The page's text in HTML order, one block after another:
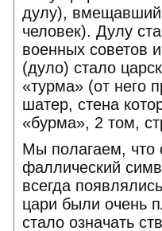
дулу), вмещавший
человек). Дулу
военных советов
(дуло) стало
«турма» (от него
шатер, стена
«бурма», 2 том,
Мы полагаем, что
фаллический
всегда
цари были очень
стало означать